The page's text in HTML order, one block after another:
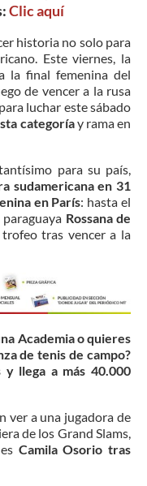
Clicaquí
historia no solo para
Este viernes, la
la final femenina del
de vencer a la rusa
luchar este sábado
categoríay rama en
para su país,
sudamericana en 31
en París: hasta el
Rossana de
tras vencer a la
Academia o quieres
de tenis de campo?
llega a más 40.000
ver a una jugadora de
de los Grand Slams,
Camila Osorio tras